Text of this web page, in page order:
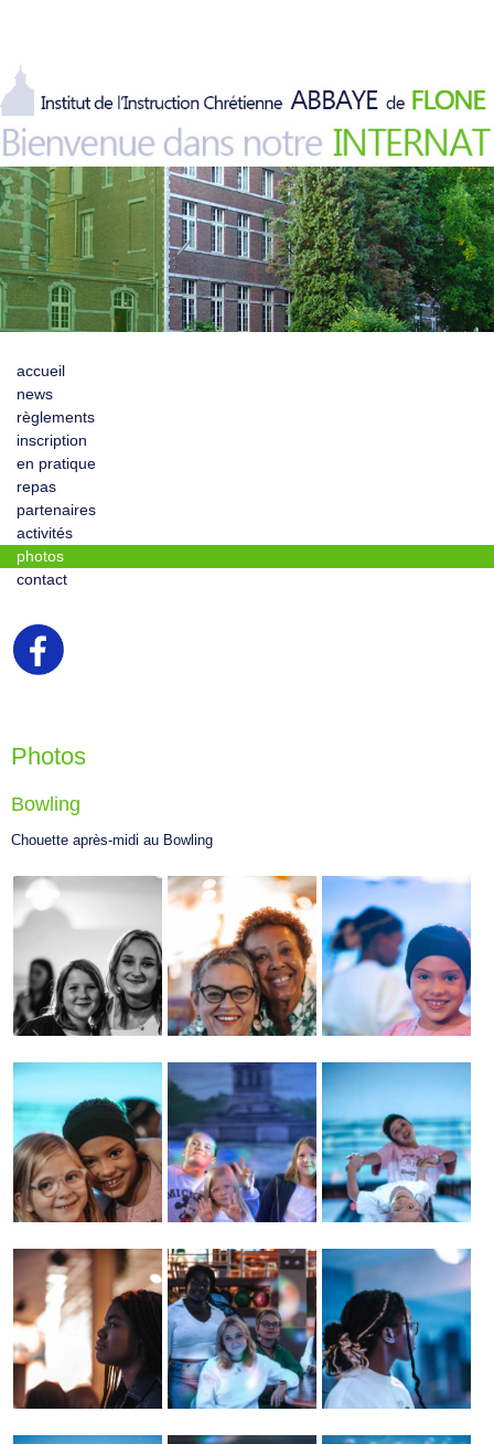
accueil
news
règlements
inscription
en pratique
repas
partenaires
activités
photos
contact
Photos
Bowling
Chouette après-midi au Bowling